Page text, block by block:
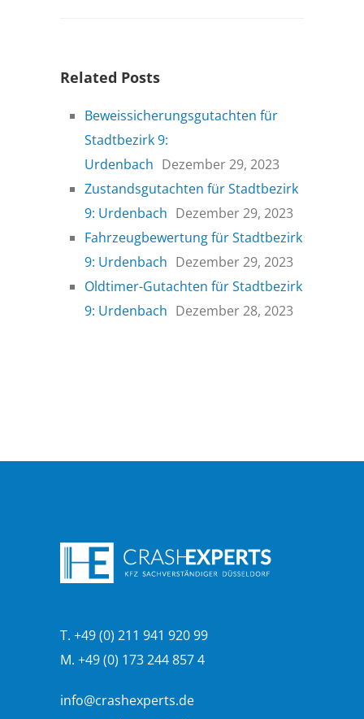
Related Posts
Beweissicherungsgutachten für
Stadtbezirk 9:
Urdenbach Dezember 29, 2023
Zustandsgutachten für Stadtbezirk
9: Urdenbach Dezember 29, 2023
Fahrzeugbewertung für Stadtbezirk
9: Urdenbach Dezember 29, 2023
Oldtimer-Gutachten für Stadtbezirk
9: Urdenbach Dezember 28, 2023
T. +49 (0) 211 941 920 99
M. +49 (0) 173 244 857 4
info@crashexperts.de